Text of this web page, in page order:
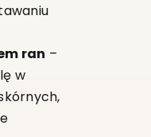
ran –
w